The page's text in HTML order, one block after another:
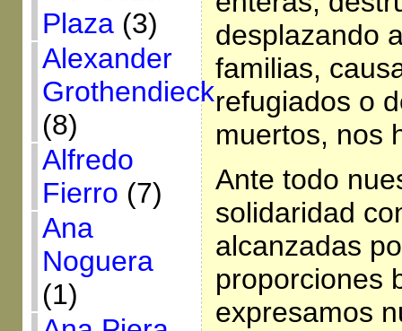
Plaza(3)
Alexander
Grothendieck
(8)
Alfredo
Fierro (7)
Ana
Noguera
(1)
desplazando
familias,
refugiados o
muertos, nos
Ante todo
solidaridad
alcanzadas
proporciones
expresamos